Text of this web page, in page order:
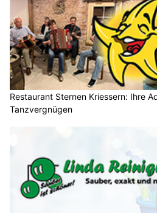
Restaurant Sternen Kriessern: Ihre
Tanzvergnügen